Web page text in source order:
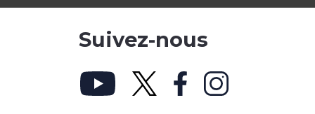
Suivez-nous